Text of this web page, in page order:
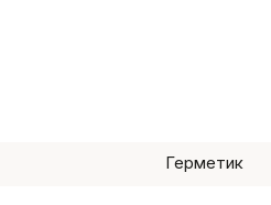
Герметик